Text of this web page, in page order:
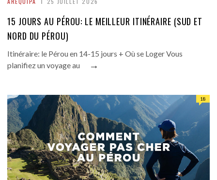
15 JOURS AU PÉROU: LE MEILLEUR ITINÉRAIRE (SUD ET
NORD DU PÉROU)
Itinéraire: le Pérou en 14-15 jours + Où se Loger Vous
planifiez un voyage au
→
18